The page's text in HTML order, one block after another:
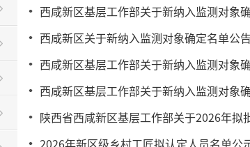
西咸新区基层工作部关于新纳入监测对象
西咸新区关于新纳入监测对象确定名单公告
西咸新区基层工作部关于新纳入监测对象
西咸新区基层工作部关于新纳入监测对象
陕西省西咸新区基层工作部关于2026年拟
2026年新区级乡村工匠拟认定人员名单公